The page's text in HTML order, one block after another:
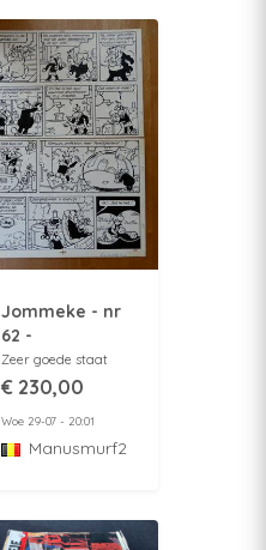
Jommeke - nr
62 -
Luilekkerland -
originele
1974
Zeer goede staat
€ 230,00
Woe 29-07 - 20:01
Manusmurf2